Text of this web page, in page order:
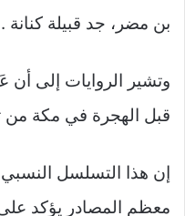
بن مضر، جد قبيلة كنانة .
وتشير الروايات إلى
قبل الهجرة في مكة من
إن هذا التسلسل
معظم المصادر يؤكد على